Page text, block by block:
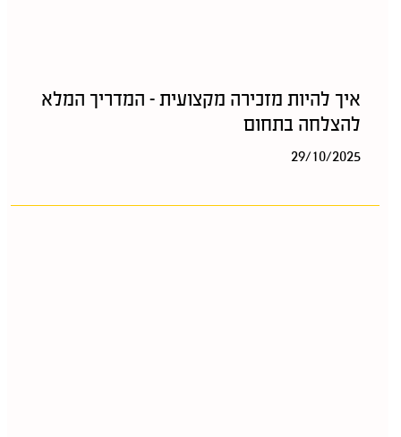
איך להיות מזכירה מקצועית – המדריך המלא
להצלחה בתחום
29/10/2025